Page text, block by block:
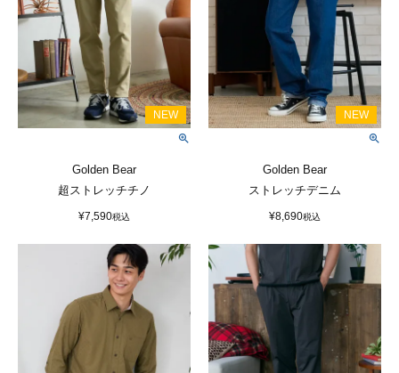
Golden Bear
超ストレッチチノ
¥7,590税込
Golden Bear
ストレッチデニム
¥8,690税込